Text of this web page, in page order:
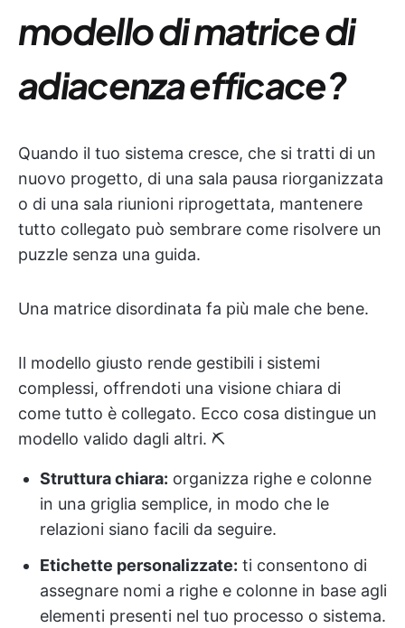
modello di matrice di
adiacenza efficace?
Quando il tuo sistema cresce, che si tratti di un
nuovo progetto, di una sala pausa riorganizzata
o di una sala riunioni riprogettata, mantenere
tutto collegato può sembrare come risolvere un
puzzle senza una guida.
Una matrice disordinata fa più male che bene.
Il modello giusto rende gestibili i sistemi
complessi, offrendoti una visione chiara di
come tutto è collegato. Ecco cosa distingue un
modello valido dagli altri. ⛏️
Struttura chiara: organizza righe e colonne
in una griglia semplice, in modo che le
relazioni siano facili da seguire.
Etichette personalizzate: ti consentono di
assegnare nomi a righe e colonne in base agli
elementi presenti nel tuo processo o sistema.